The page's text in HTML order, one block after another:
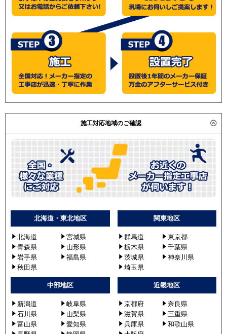
施工対応地域のご確認
北海道・東北地区
北海道
宮城県
青森県
山形県
岩手県
福島県
秋田県
関東地区
群馬道
東京都
栃木県
千葉県
茨城県
神奈川県
埼玉県
中部地区
新潟道
岐阜県
石川県
山梨県
富山県
愛知県
近畿地区
京都府
奈良県
滋賀県
三重県
兵庫県
和歌山県